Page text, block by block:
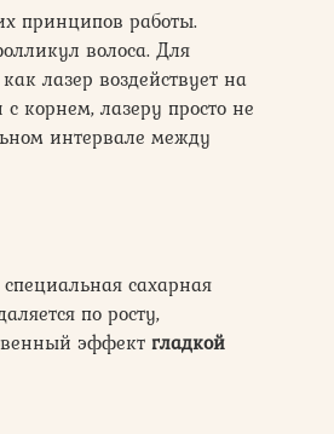
принципов работы.
волоса. Для
лазер воздействует на
корнем, лазеру просто не
интервале между
сахарная
по росту,
эффект гладкой